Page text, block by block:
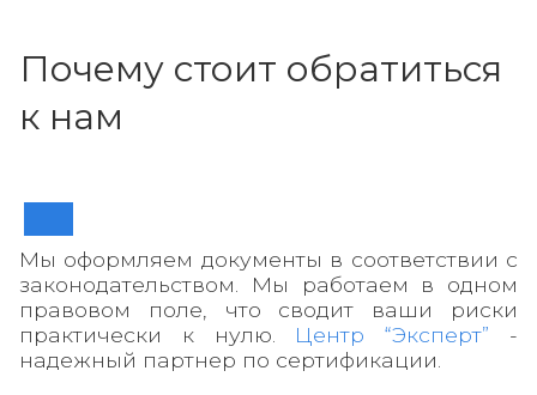
Почему стоит обратиться
к нам
Мы оформляем документы в соответствии с
законодательством. Мы работаем в одном
правовом поле, что сводит ваши риски
практически к нулю. Центр “Эксперт” -
надежный партнер по сертификации.